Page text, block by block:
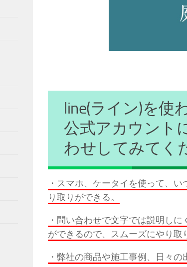
line(ライン)を使
公式アカウント
わせしてみてく
・スマホ、ケータイを使って、
り取りができる。
・問い合わせで文字では説明し
ができるので、スムーズにやり取
・弊社の商品や施工事例、日々